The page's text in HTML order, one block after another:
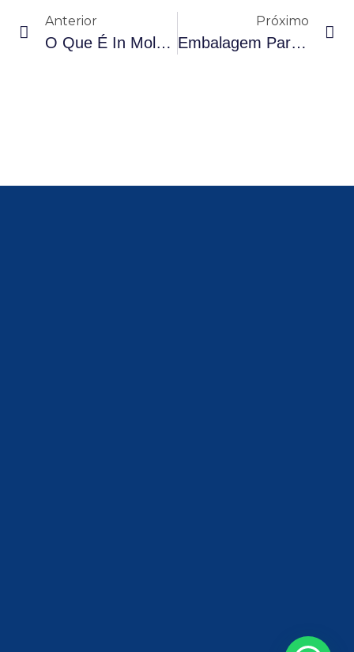
Anterior
O Que É In Mold Label (IML) E Quais São As Vantagens Para Embalagens Plásticas?
Próximo
Embalagem Para Produtos Químicos Industriais: Resistência, Compatibilidade Com Solventes E Normas De Segurança